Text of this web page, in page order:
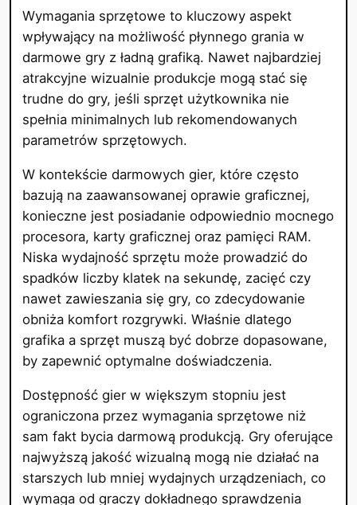
Wymagania sprzętowe to kluczowy aspekt
wpływający na możliwość płynnego grania w
darmowe gry z ładną grafiką. Nawet najbardziej
atrakcyjne wizualnie produkcje mogą stać się
trudne do gry, jeśli sprzęt użytkownika nie
spełnia minimalnych lub rekomendowanych
parametrów sprzętowych.
W kontekście darmowych gier, które często
bazują na zaawansowanej oprawie graficznej,
konieczne jest posiadanie odpowiednio mocnego
procesora, karty graficznej oraz pamięci RAM.
Niska wydajność sprzętu może prowadzić do
spadków liczby klatek na sekundę, zacięć czy
nawet zawieszania się gry, co zdecydowanie
obniża komfort rozgrywki. Właśnie dlatego
grafika a sprzęt muszą być dobrze dopasowane,
by zapewnić optymalne doświadczenia.
Dostępność gier w większym stopniu jest
ograniczona przez wymagania sprzętowe niż
sam fakt bycia darmową produkcją. Gry oferujące
najwyższą jakość wizualną mogą nie działać na
starszych lub mniej wydajnych urządzeniach, co
wymaga od graczy dokładnego sprawdzenia